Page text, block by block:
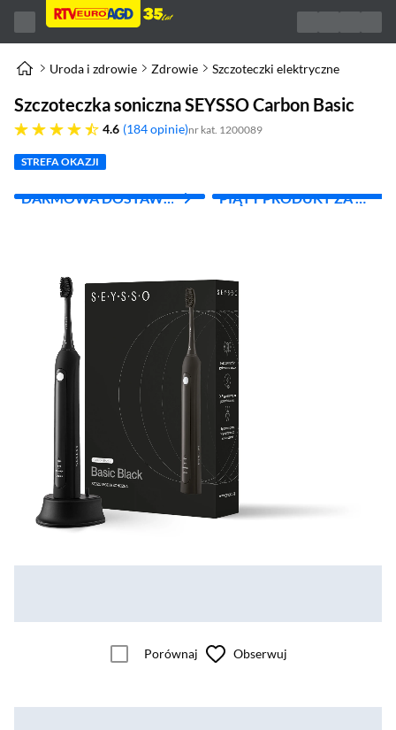
Uroda i zdrowie Zdrowie Szczoteczki elektryczne
Szczoteczka soniczna SEYSSO Carbon Basic
4.6
4.6 gwiazdek 184 opinie nr kat. 1200089
STREFA OKAZJI
DARMOWA DOSTAWA
PIĄTY PRODUKT ZA 1
Porównaj Obserwuj